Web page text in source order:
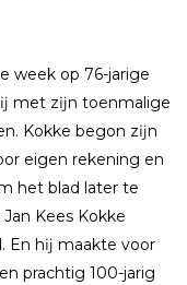
week op 76-jarige
met zĳn toenmalige
Kokke begon zĳn
eigen rekening en
het blad later te
Kees Kokke
En hĳ maakte voor
prachtig 100-jarig